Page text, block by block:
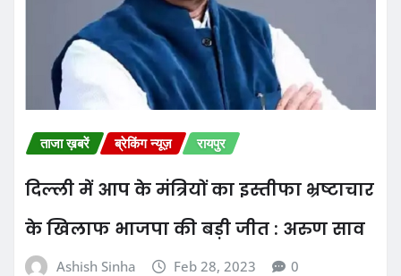
ताजा ख़बरें ब्रेकिंग न्यूज़ रायपुर
दिल्ली में आप के मंत्रियों का इस्तीफा भ्रष्टाचार
के खिलाफ भाजपा की बड़ी जीत : अरुण साव
Ashish Sinha Feb 28, 2023 0